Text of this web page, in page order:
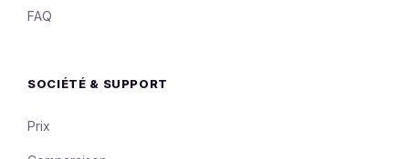
FAQ
SOCIÉTÉ & SUPPORT
Prix